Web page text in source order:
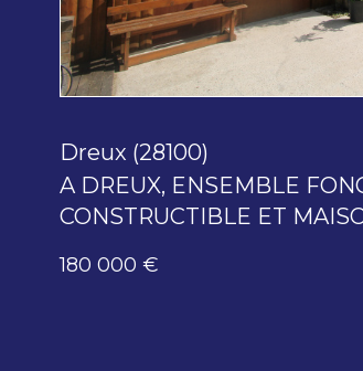
Dreux (28100)
A DREUX, ENSEMBLE
CONSTRUCTIBLE ET
180 000 €